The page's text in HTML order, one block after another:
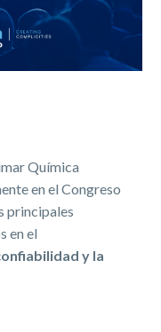
Química
en el Congreso
principales
en el
y la